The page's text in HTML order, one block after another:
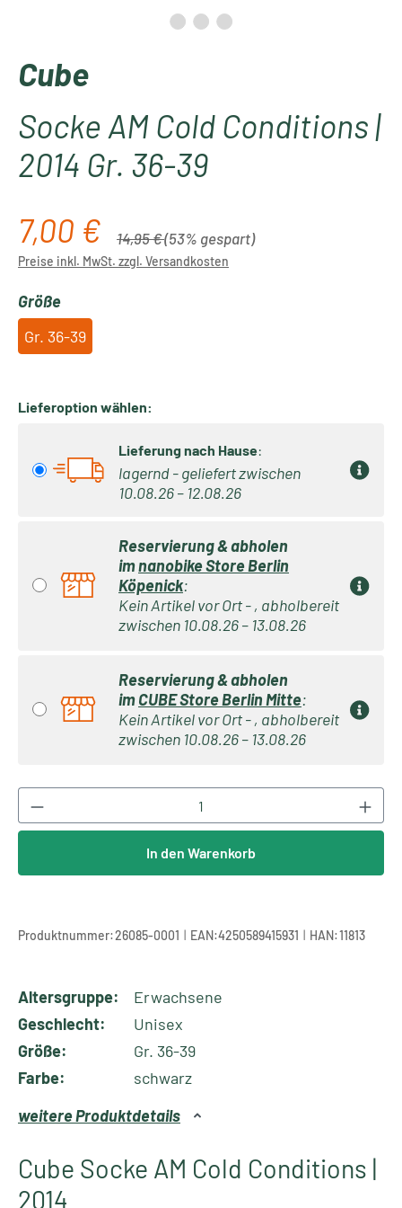
Cube
Socke AM Cold Conditions |
2014 Gr. 36-39
Verkaufspreis:
7,00 € Regulärer Preis:
14,95 €(53% gespart)
Preise inkl. MwSt. zzgl. Versandkosten
Größeauswählen
Gr. 36-39
Lieferoption wählen:
Lieferung nach Hause:
lagernd - geliefert zwischen
10.08.26 – 12.08.26
Reservierung & abholen
imnanobike Store Berlin
Köpenick:
Kein Artikel vor Ort - , abholbereit
zwischen 10.08.26 – 13.08.26
Reservierung & abholen
imCUBE Store Berlin Mitte:
Kein Artikel vor Ort - , abholbereit
zwischen 10.08.26 – 13.08.26
Produkt Anzahl: Gib den gewünschten
In den Warenkorb
Produktnummer:26085-0001 | EAN:4250589415931 | HAN:11813
Altersgruppe:
Erwachsene
Geschlecht:
Unisex
Größe:
Gr. 36-39
Farbe:
schwarz
weitere Produktdetails
Cube Socke AM Cold Conditions |
2014